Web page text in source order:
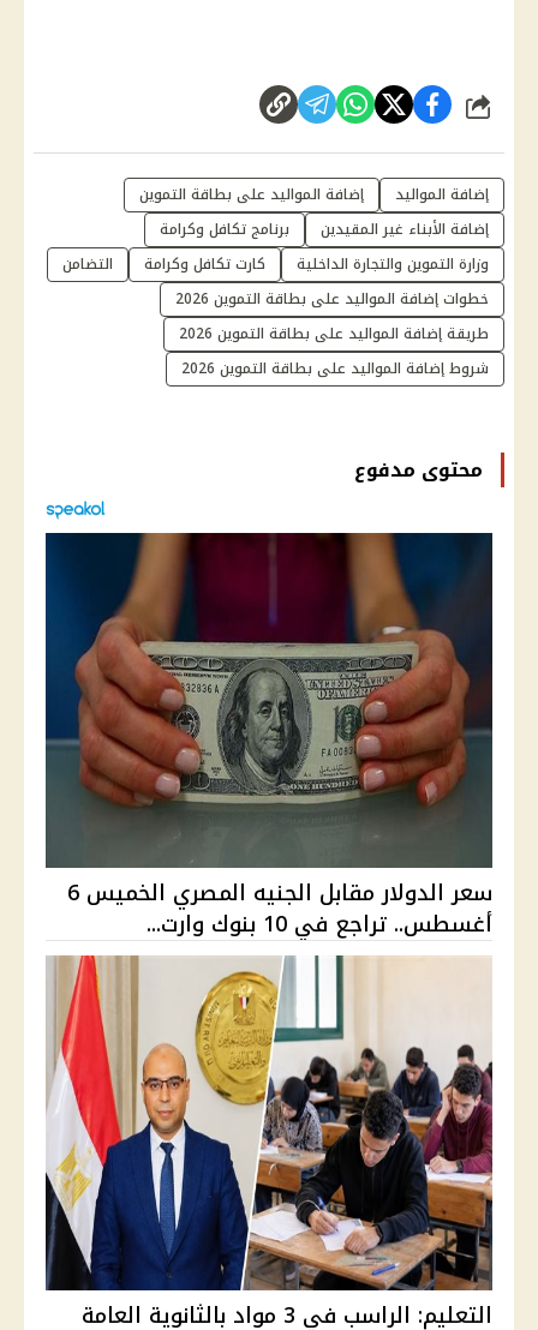
شارك
إضافة المواليد
إضافة المواليد على بطاقة التموين
إضافة الأبناء غير المقيدين
برنامج تكافل وكرامة
وزارة التموين والتجارة الداخلية
كارت تكافل وكرامة
التضامن
خطوات إضافة المواليد على بطاقة التموين 2026
طريقة إضافة المواليد على بطاقة التموين 2026
شروط إضافة المواليد على بطاقة التموين 2026
محتوى مدفوع
سعر الدولار مقابل الجنيه المصري الخميس 6
أغسطس.. تراجع في 10 بنوك وارت...
التعليم: الراسب في 3 مواد بالثانوية العامة